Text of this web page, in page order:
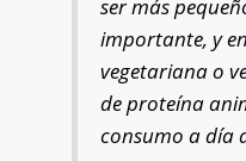
ser más
importante, y
vegetariana o
de proteína
consumo a día